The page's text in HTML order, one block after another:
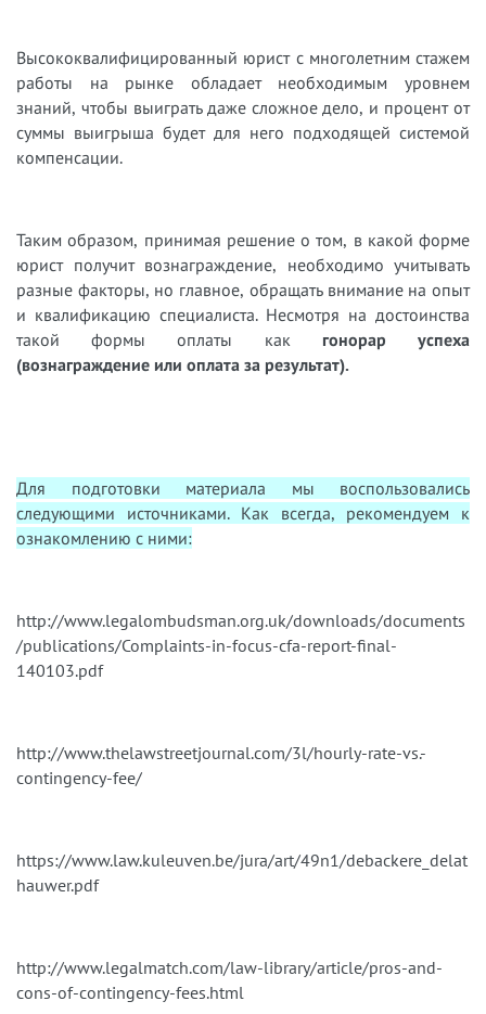
Высококвалифицированный юрист с многолетним стажем
работы на рынке обладает необходимым уровнем
знаний, чтобы выиграть даже сложное дело, и процент от
суммы выигрыша будет для него подходящей системой
компенсации.
Таким образом, принимая решение о том, в какой форме
юрист получит вознаграждение, необходимо учитывать
разные факторы, но главное, обращать внимание на опыт
и квалификацию специалиста. Несмотря на достоинства
такой формы оплаты как гонорар успеха
(вознаграждение или оплата за результат).
Для подготовки материала мы воспользовались
следующими источниками. Как всегда, рекомендуем к
ознакомлению с ними:
http://www.legalombudsman.org.uk/downloads/documents
/publications/Complaints-in-focus-cfa-report-final-
140103.pdf
http://www.thelawstreetjournal.com/3l/hourly-rate-vs.-
contingency-fee/
https://www.law.kuleuven.be/jura/art/49n1/debackere_delat
hauwer.pdf
http://www.legalmatch.com/law-library/article/pros-and-
cons-of-contingency-fees.html